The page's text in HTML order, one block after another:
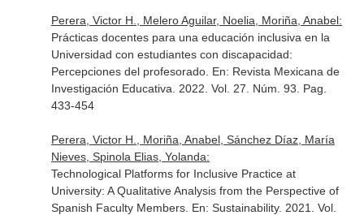
Perera, Victor H., Melero Aguilar, Noelia, Moriña, Anabel:
Prácticas docentes para una educación inclusiva en la
Universidad con estudiantes con discapacidad:
Percepciones del profesorado. En: Revista Mexicana de
Investigación Educativa . 2022. Vol. 27. Núm. 93. Pag.
433-454
Perera, Victor H., Moriña, Anabel, Sánchez Díaz, María
Nieves, Spinola Elias, Yolanda:
Technological Platforms for Inclusive Practice at
University: A Qualitative Analysis from the Perspective of
Spanish Faculty Members. En: Sustainability. 2021. Vol.